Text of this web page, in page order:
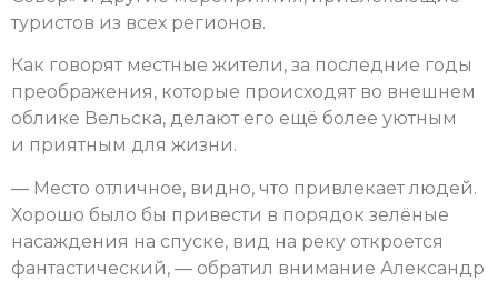
туристов из всех регионов.
Как говорят местные жители, за последние годы
преображения, которые происходят во внешнем
облике Вельска, делают его ещё более уютным
и приятным для жизни.
— Место отличное, видно, что привлекает людей.
Хорошо было бы привести в порядок зелёные
насаждения на спуске, вид на реку откроется
фантастический, — обратил внимание Александр